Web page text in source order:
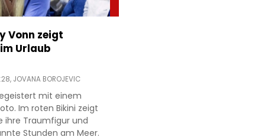
Vonn zeigt
Urlaub
JOVANA BOROJEVIC
mit einem
Im roten Bikini zeigt
ihre Traumfigur und
Stunden am Meer.